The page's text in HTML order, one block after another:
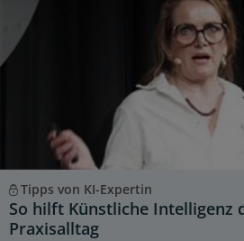
Tipps von KI-Expertin
So hilft Künstliche Intelligenz
Praxisalltag